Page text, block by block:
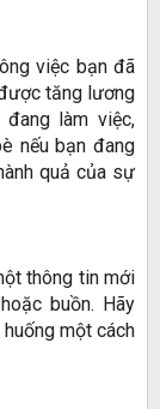
việc bạn đã
tăng lương
làm việc,
nếu bạn đang
quả của sự
thông tin mới
buồn. Hãy
một cách